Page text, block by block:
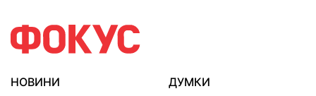
НОВИНИ
ДУМКИ